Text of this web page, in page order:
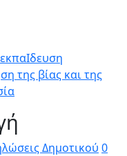
της βίας και της
Δημοτικού 0